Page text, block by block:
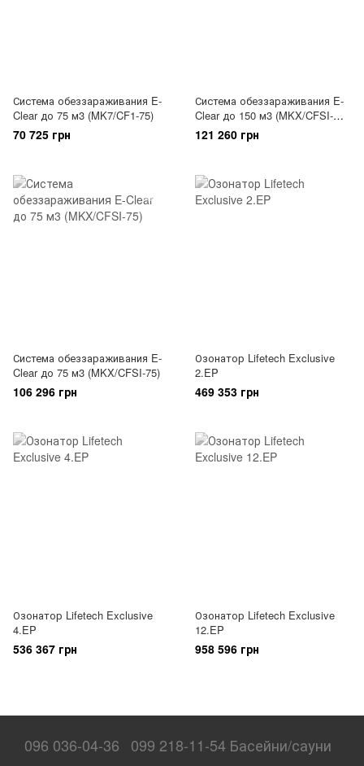
Система обеззараживания E-
Clear до 75 м3 (MK7/CF1-75)
70 725 грн
Система обеззараживания E-
Clear до 150 м3 (MKX/CFSI-
150)
121 260 грн
Система обеззараживания E-
Clear до 75 м3 (MKX/CFSI-75)
106 296 грн
Озонатор Lifetech Exclusive
2.EP
469 353 грн
Озонатор Lifetech Exclusive
4.EP
536 367 грн
Озонатор Lifetech Exclusive
12.EP
958 596 грн
096 036-04-36
099 218-11-54 Басейни/сауни